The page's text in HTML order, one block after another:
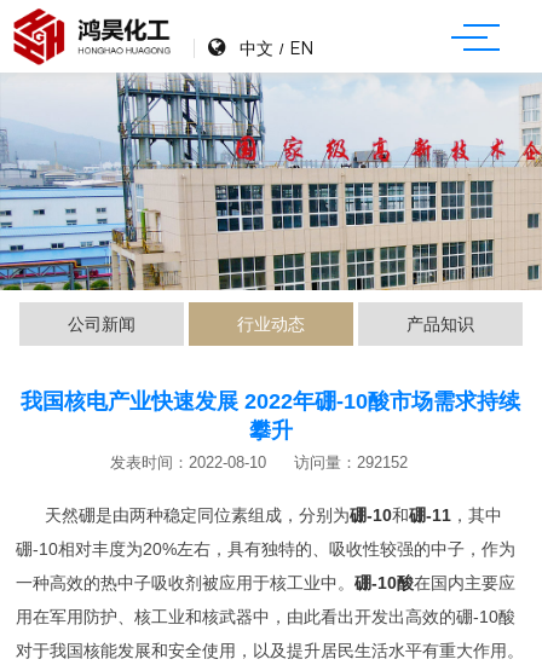
中文 / EN
公司新闻 行业动态 产品知识
我国核电产业快速发展 2022年硼-10酸市场需求持续
攀升
发表时间：2022-08-10 访问量：292152
天然硼是由两种稳定同位素组成，分别为硼-10和硼-11 ，其中
硼-10相对丰度为20%左右，具有独特的、吸收性较强的中子，作为
一种高效的热中子吸收剂被应用于核工业中。硼-10酸在国内主要应
用在军用防护、核工业和核武器中，由此看出开发出高效的硼-10酸
对于我国核能发展和安全使用，以及提升居民生活水平有重大作用。